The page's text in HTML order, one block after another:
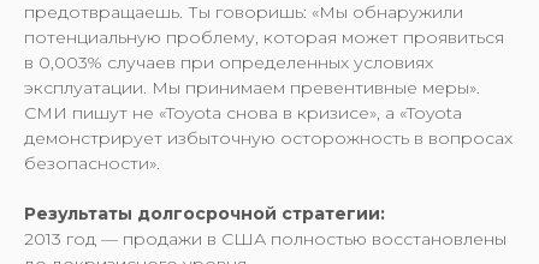
предотвращаешь. Ты говоришь: «Мы обнаружили
потенциальную проблему, которая может проявиться
в 0,003% случаев при определенных условиях
эксплуатации. Мы принимаем превентивные меры».
СМИ пишут не «Toyota снова в кризисе», а «Toyota
демонстрирует избыточную осторожность в вопросах
безопасности».
Результаты долгосрочной стратегии:
2013 год — продажи в США полностью восстановлены